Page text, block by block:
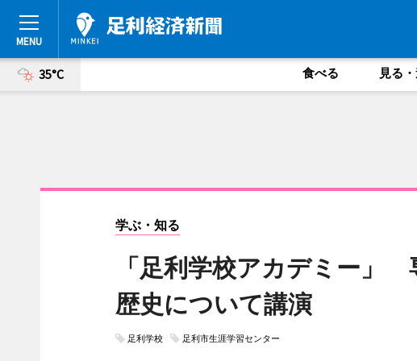
35°C 食べる 見る
学ぶ・知る
「足利学校アカデミー」
歴史について講演
足利学校 足利市生涯学習センター